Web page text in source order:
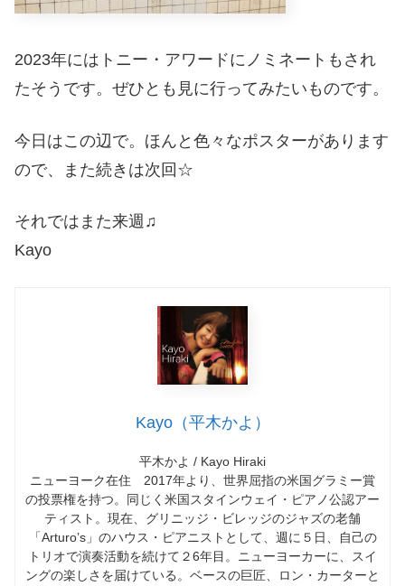
2023年にはトニー・アワードにノミネートもされ
たそうです。ぜひとも見に行ってみたいものです。
今日はこの辺で。ほんと色々なポスターがあります
ので、また続きは次回☆
それではまた来週♫
Kayo
Kayo（平木かよ）
平木かよ / Kayo Hiraki
ニューヨーク在住 2017年より、世界屈指の米国グラミー賞
の投票権を持つ。同じく米国スタインウェイ・ピアノ公認アー
ティスト。現在、グリニッジ・ビレッジのジャズの老舗
「Arturo’s」のハウス・ピアニストとして、週に５日、自己の
トリオで演奏活動を続けて２6年目。ニューヨーカーに、スイ
ングの楽しさを届けている。ベースの巨匠、ロン・カーターと